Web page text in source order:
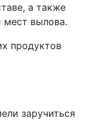
а также
вылова.
продуктов
заручиться